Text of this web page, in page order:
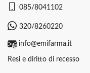
085/8041102
320/8260220
info@emifarma.it
Resi e diritto di recesso